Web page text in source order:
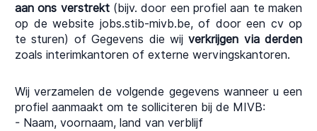
aan ons verstrekt(bijv. door een profiel aan te maken
op de website jobs.stib-mivb.be, of door een cv op
te sturen) of Gegevens die wijverkrijgen via derden
zoals interimkantoren of externe wervingskantoren.
Wij verzamelen de volgende gegevens wanneer u een
profiel aanmaakt om te solliciteren bij de MIVB:
- Naam, voornaam, land van verblijf